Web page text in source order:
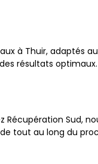
à Thuir, adaptés
résultats
Récupération Sud,
tout au long du